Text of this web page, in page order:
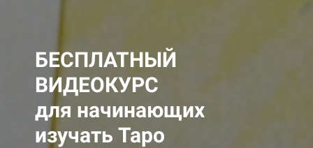
БЕСПЛАТНЫЙ
ВИДЕОКУРС
для начинающих
изучать Таро